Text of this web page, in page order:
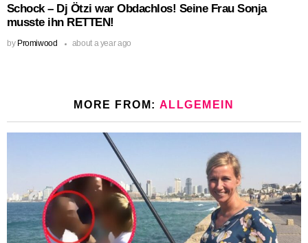
Schock – Dj Ötzi war Obdachlos! Seine Frau Sonja
musste ihn RETTEN!
by Promiwood about a year ago
MORE FROM: ALLGEMEIN